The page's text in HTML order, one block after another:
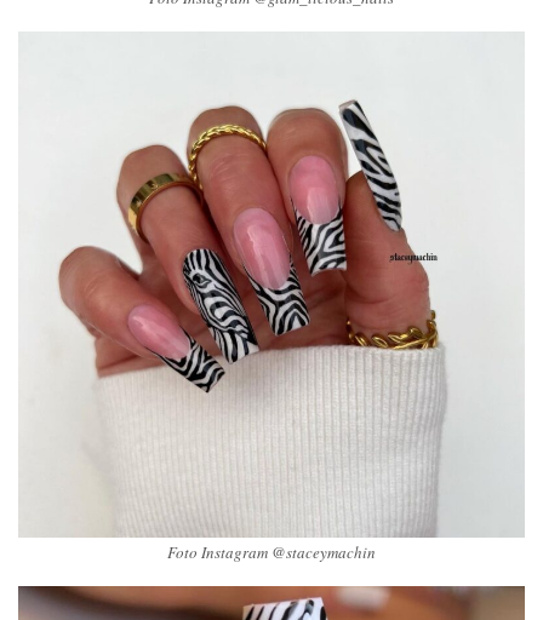
Foto Instagram @staceymachin